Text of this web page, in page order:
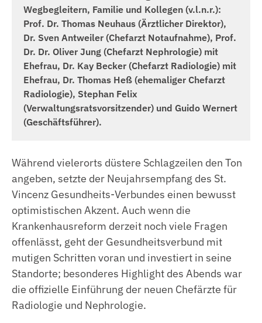
Anpassungslehrgang
ACLS Kurse
PALS Kurse
HeartCode BLS Kurse
NIV Kurse
Medizinische Technologin | Medizinischer
Technologe für Radiologie (MTR)
Pharmazeutisch-Kaufmännischer
Fachangestellter
Medizinischer Fachangestellter
Kaufleute im Gesundheitswesen
Elektronikerin |Elektroniker
Anlagenmechanikerin | Anlagenmechaniker
Fachinformatikerin | Fachinformatiker
Fachlageristin | Fachlagerist
Köchin | Koch
Jahrespraktikum
Wegbegleitern, Familie und Kollegen (v.l.n.r.):
Prof. Dr. Thomas Neuhaus (Ärztlicher Direktor),
Dr. Sven Antweiler (Chefarzt Notaufnahme), Prof.
Dr. Dr. Oliver Jung (Chefarzt Nephrologie) mit
Ehefrau, Dr. Kay Becker (Chefarzt Radiologie) mit
Ehefrau, Dr. Thomas Heß (ehemaliger Chefarzt
Radiologie), Stephan Felix
(Verwaltungsratsvorsitzender) und Guido Wernert
(Geschäftsführer).
Während vielerorts düstere Schlagzeilen den Ton
angeben, setzte der Neujahrsempfang des St.
Vincenz Gesundheits-Verbundes einen bewusst
optimistischen Akzent. Auch wenn die
Krankenhausreform derzeit noch viele Fragen
offenlässt, geht der Gesundheitsverbund mit
mutigen Schritten voran und investiert in seine
Standorte; besonderes Highlight des Abends war
die offizielle Einführung der neuen Chefärzte für
Radiologie und Nephrologie.